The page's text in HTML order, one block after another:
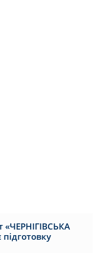
«ЧЕРНІГІВСЬКА